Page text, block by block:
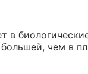
в
чем в